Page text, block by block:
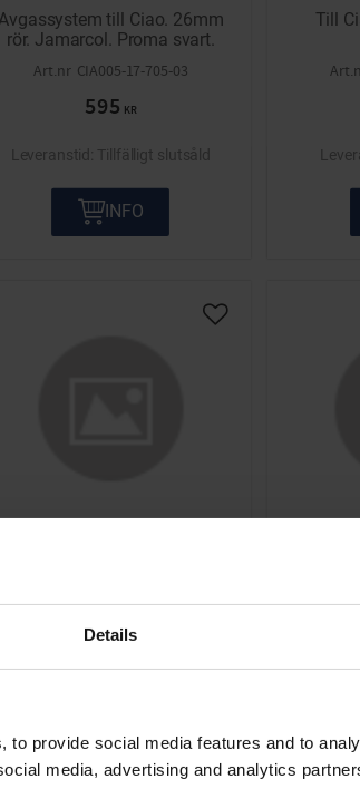
Details
to provide social media features and to
media, advertising and analytics
Avgassystem till Ciao. 26mm
rör. Jamarcol. Proma svart.
CIA005-17-705-03
595 KR
Tillfälligt slutsåld
INFO
Till
CIW002-17-727-02
Lägg till i önskelista
2-5 vardagar